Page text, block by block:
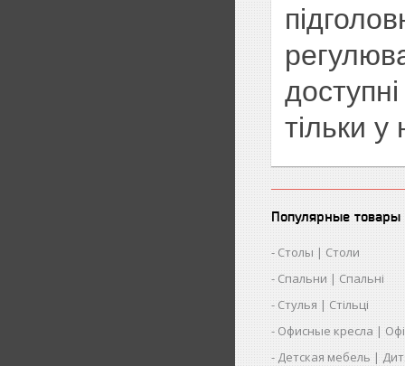
тільки у
Популярные товары
Столы | Столи
Спальни | Спальні
Стулья | Стільці
Офисные кресла |
Детская мебель |